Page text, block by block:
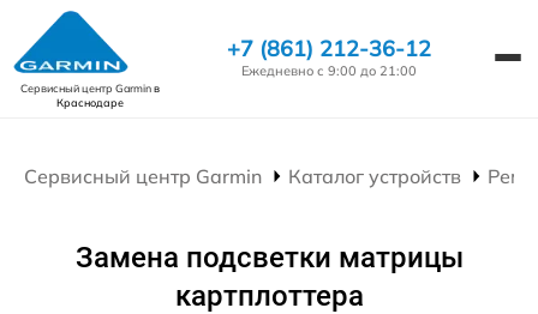
Сервисный центр Garminв
Краснодаре
+7 (861) 212-36-12
Ежедневно с 9:00 до 21:00
Сервисный центр Garmin Каталог устройств
Замена подсветки матрицы
картплоттера